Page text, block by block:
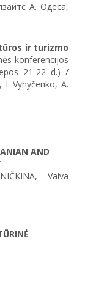
А. Одеса,
ir turizmo
konferencijos
21-22 d.) /
I. Vynyčenko, A.
AND
Vaiva